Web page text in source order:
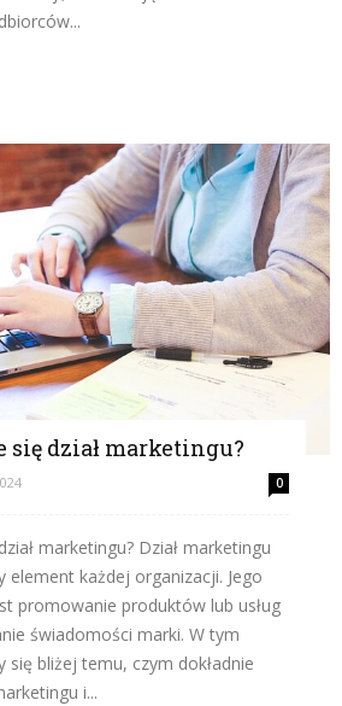
się dział marketingu?
0
marketingu? Dział marketingu
element każdej organizacji. Jego
promowanie produktów lub usług
świadomości marki. W tym
się bliżej temu, czym dokładnie
i...